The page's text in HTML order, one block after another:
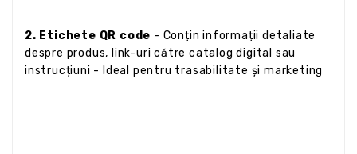
2. Etichete QR code - Conțin informații detaliate
despre produs, link-uri către catalog digital sau
instrucțiuni - Ideal pentru trasabilitate și marketing